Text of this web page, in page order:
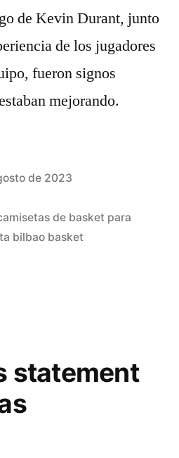
de Kevin Durant, junto
de los jugadores
fueron signos
mejorando.
de 2023
de basket para
bilbao basket
statement